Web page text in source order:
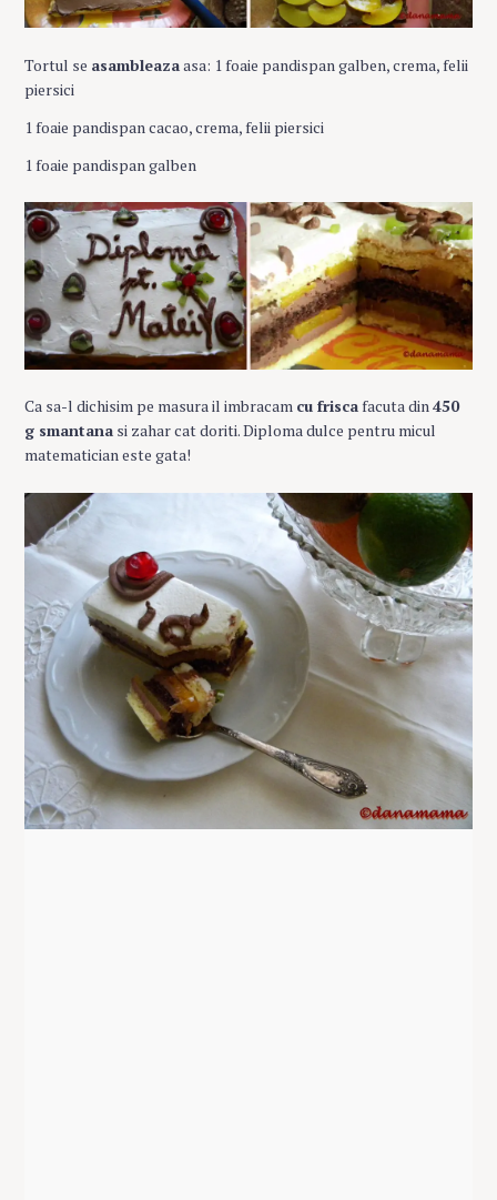
Tortul se asambleazaasa: 1 foaie pandispan galben, crema, felii
piersici
1 foaie pandispan cacao, crema, felii piersici
1 foaie pandispan galben
Ca sa-l dichisim pe masura il imbracam cu friscafacuta din450
g smantana si zahar cat doriti. Diploma dulce pentru micul
matematician este gata!